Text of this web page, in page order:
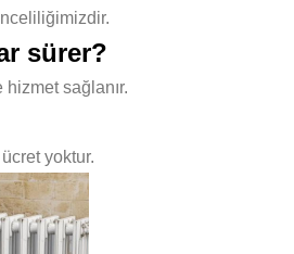
sürer?
sağlanır.
yoktur.